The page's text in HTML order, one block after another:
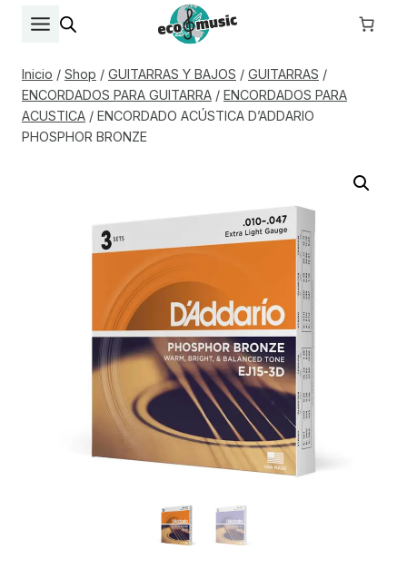
Inicio / Shop / GUITARRAS Y BAJOS / GUITARRAS /
ENCORDADOS PARA GUITARRA / ENCORDADOS PARA
ACUSTICA / ENCORDADO ACÚSTICA D’ADDARIO
PHOSPHOR BRONZE